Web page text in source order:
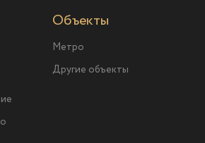
Объекты
Метро
Другие объекты